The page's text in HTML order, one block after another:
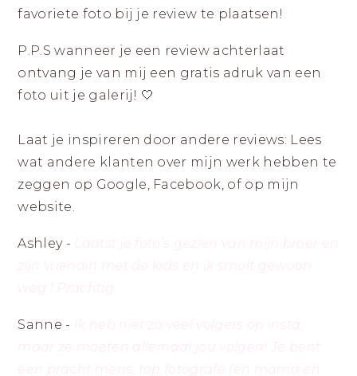
favoriete foto bij je review te plaatsen!
P.P.S wanneer je een review achterlaat
ontvang je van mij een gratis adruk van een
foto uit je galerij! 🤍
Laat je inspireren door andere reviews: Lees
wat andere klanten over mijn werk hebben te
zeggen op Google, Facebook, of op mijn
website.
Ashley -
Laatst je foto’s gezien van mijn broer en
zijn vriendin met de kids en ik smolt gewoon
weg ! Prachtig
Sanne -
Ik heb niet zo veel volgers op insta,
maar ze moeten allemaal jou volgen! Je bent
een pracht mens, top fotografe (en mama en